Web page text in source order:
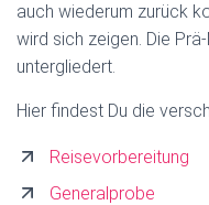
auch wiederum zurück
wird sich zeigen. Die
untergliedert.
Hier findest Du die
Reisevorbereitung
Generalprobe